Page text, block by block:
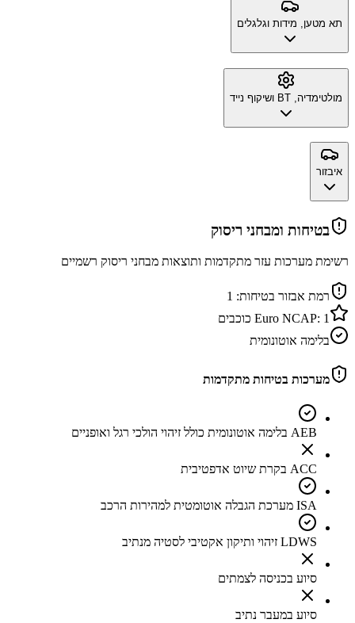
תא מטען, מידות וגלגלים
מולטימדיה, BT ושיקוף נייד
איבזור
בטיחות ומבחני ריסוק
רשימת מערכות עזר מתקדמות ותוצאות מבחני ריסוק רשמיים
רמת אבזור בטיחות: 1
Euro NCAP: 1
כוכבים
בלימה אוטונומית
מערכות בטיחות מתקדמות
AEB בלימה אוטונומית כולל זיהוי הולכי רגל ואופניים
ACC בקרת שיוט אדפטיבית
ISA מערכת הגבלה אוטומטית למהירות הרכב
LDWS זיהוי ותיקון אקטיבי לסטיה מנתיב
סיוע בכניסה לצמתים
סיוע במעבר נתיב